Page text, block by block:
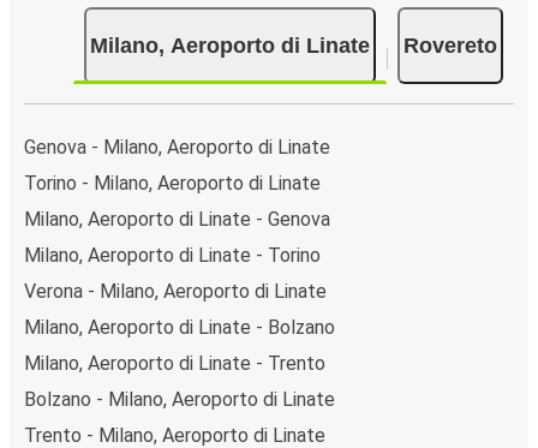
Milano, Aeroporto di Linate Rovereto
Genova - Milano, Aeroporto di Linate
Torino - Milano, Aeroporto di Linate
Milano, Aeroporto di Linate - Genova
Milano, Aeroporto di Linate - Torino
Verona - Milano, Aeroporto di Linate
Milano, Aeroporto di Linate - Bolzano
Milano, Aeroporto di Linate - Trento
Bolzano - Milano, Aeroporto di Linate
Trento - Milano, Aeroporto di Linate